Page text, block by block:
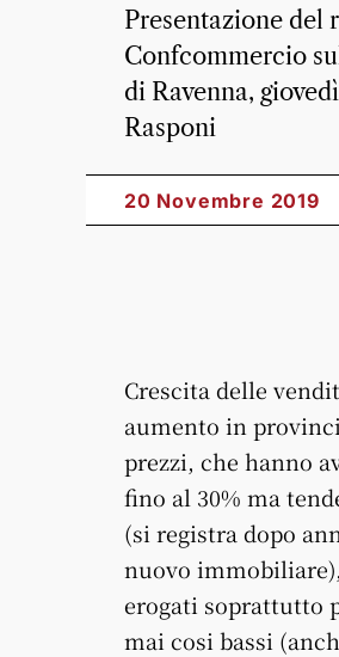
Presentazione del
Confcommercio
di Ravenna,
Rasponi
20 Novembre 2019
Crescita delle
aumento in
prezzi, che hanno
fino al 30% ma
(si registra dopo
nuovo
erogati soprattutto
mai cosi bassi